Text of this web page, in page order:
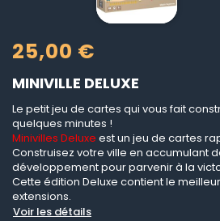
25,00 €
MINIVILLE DELUXE
Le petit jeu de cartes qui vous fait
quelques minutes !
Minivilles Deluxe est un jeu de cartes
Construisez votre ville en accumulant
développement pour parvenir à la
Cette édition Deluxe contient le
extensions.
Voir les détails